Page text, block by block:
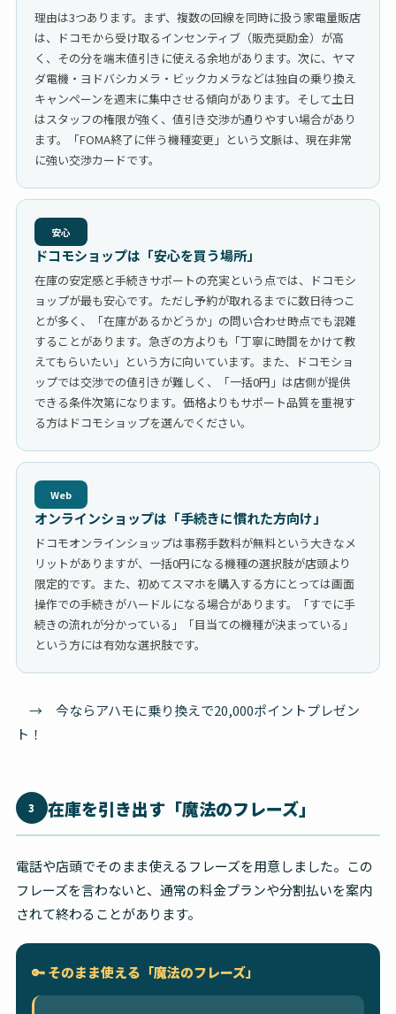
理由は3つあります。まず、複数の回線を同時に扱う家電量販店
は、ドコモから受け取るインセンティブ（販売奨励金）が高
く、その分を端末値引きに使える余地があります。次に、ヤマ
ダ電機・ヨドバシカメラ・ビックカメラなどは独自の乗り換え
キャンペーンを週末に集中させる傾向があります。そして土日
はスタッフの権限が強く、値引き交渉が通りやすい場合があり
ます。「FOMA終了に伴う機種変更」という文脈は、現在非常
に強い交渉カードです。
安心
ドコモショップは「安心を買う場所」
在庫の安定感と手続きサポートの充実という点では、ドコモシ
ョップが最も安心です。ただし予約が取れるまでに数日待つこ
とが多く、「在庫があるかどうか」の問い合わせ時点でも混雑
することがあります。急ぎの方よりも「丁寧に時間をかけて教
えてもらいたい」という方に向いています。また、ドコモショ
ップでは交渉での値引きが難しく、「一括0円」は店側が提供
できる条件次第になります。価格よりもサポート品質を重視す
る方はドコモショップを選んでください。
Web
オンラインショップは「手続きに慣れた方向け」
ドコモオンラインショップは事務手数料が無料という大きなメ
リットがありますが、一括0円になる機種の選択肢が店頭より
限定的です。また、初めてスマホを購入する方にとっては画面
操作での手続きがハードルになる場合があります。「すでに手
続きの流れが分かっている」「目当ての機種が決まっている」
という方には有効な選択肢です。
→ 今ならアハモに乗り換えで20,000ポイントプレゼン
ト！
3 在庫を引き出す「魔法のフレーズ」
電話や店頭でそのまま使えるフレーズを用意しました。この
フレーズを言わないと、通常の料金プランや分割払いを案内
されて終わることがあります。
🔑 そのまま使える「魔法のフレーズ」